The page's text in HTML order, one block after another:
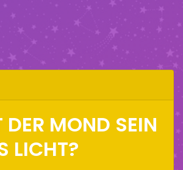
MOND SEIN
LICHT?